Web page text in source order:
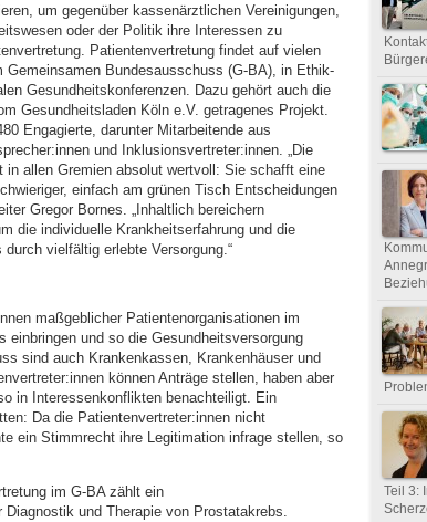
um gegenüber kassenärztlichen Vereinigungen,
oder der Politik ihre Interessen zu
Patientenvertretung findet auf vielen
Gemeinsamen Bundesausschuss (G-BA), in Ethik-
Gesundheitskonferenzen. Dazu gehört auch die
Gesundheitsladen Köln e.V. getragenes Projekt.
Engagierte, darunter Mitarbeitende aus
und Inklusionsvertreter:innen. „Die
allen Gremien absolut wertvoll: Sie schafft eine
einfach am grünen Tisch Entscheidungen
Gregor Bornes. „Inhaltlich bereichern
die individuelle Krankheitserfahrung und die
vielfältig erlebte Versorgung.“
maßgeblicher Patientenorganisationen im
einbringen und so die Gesundheitsversorgung
sind auch Krankenkassen, Krankenhäuser und
können Anträge stellen, haben aber
in Interessenkonflikten benachteiligt. Ein
Da die Patientenvertreter:innen nicht
ein Stimmrecht ihre Legitimation infrage stellen, so
im G-BA zählt ein
und Therapie von Prostatakrebs.
Teil 3: